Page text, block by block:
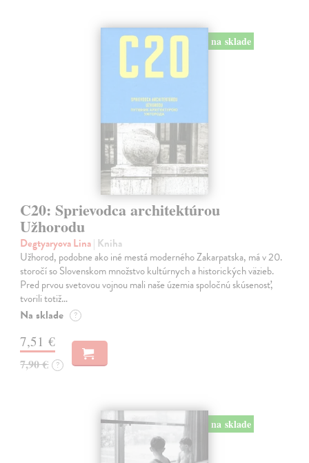
na sklade
C20: Sprievodca architektúrou
Užhorodu
Degtyaryova Lina| Kniha
Užhorod, podobne ako iné mestá moderného Zakarpatska, má v 20.
storočí so Slovenskom množstvo kultúrnych a historických väzieb.
Pred prvou svetovou vojnou mali naše územia spoločnú skúsenosť,
tvorili totiž…
Na sklade ?
7,51 €
7,90 € ?
na sklade